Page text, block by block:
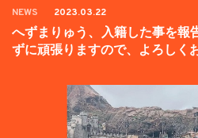
NEWS 2023.03.22
へずまりゅう、入籍した事を報
ずに頑張りますので、よろしく